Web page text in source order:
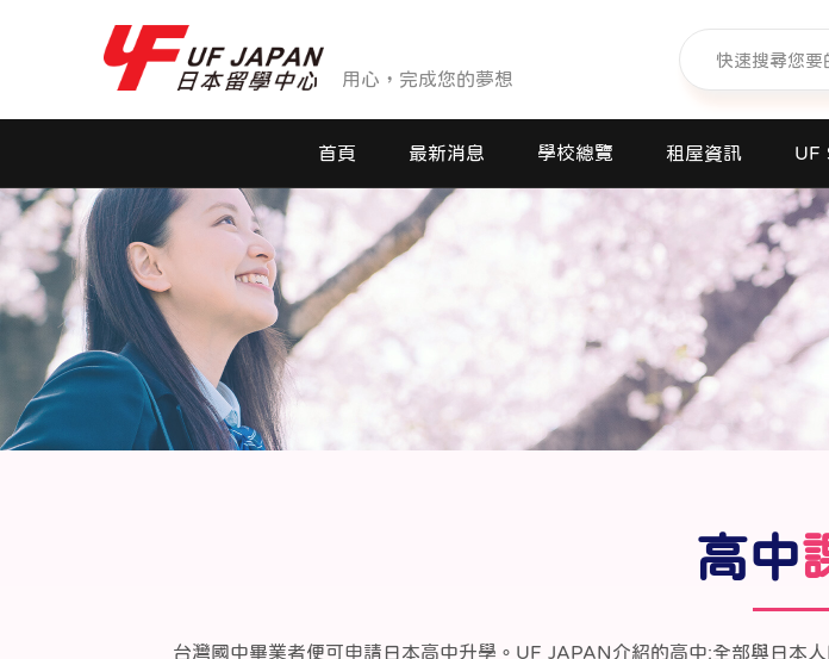
用心，完成您的夢想
首頁 最新消息
最新消息
學校總覽
日本語學校(長短期留遊學)
大學日本語別科
專門學校
高中課程
短期大學
大學
租屋資訊 UF
高中
台灣國中畢業者便可申請日本高中升學。UF JAPAN介紹的高中:全部與日本